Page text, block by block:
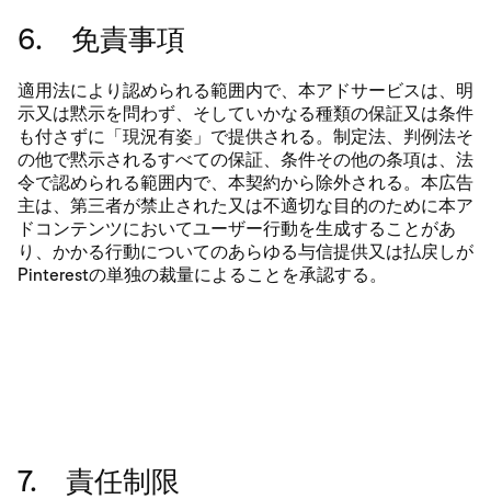
6. 免責事項
適用法により認められる範囲内で、本アドサービスは、明
示又は黙示を問わず、そしていかなる種類の保証又は条件
も付さずに「現況有姿」で提供される。制定法、判例法そ
の他で黙示されるすべての保証、条件その他の条項は、法
令で認められる範囲内で、本契約から除外される。本広告
主は、第三者が禁止された又は不適切な目的のために本ア
ドコンテンツにおいてユーザー行動を生成することがあ
り、かかる行動についてのあらゆる与信提供又は払戻しが
Pinterestの単独の裁量によることを承認する。
7. 責任制限